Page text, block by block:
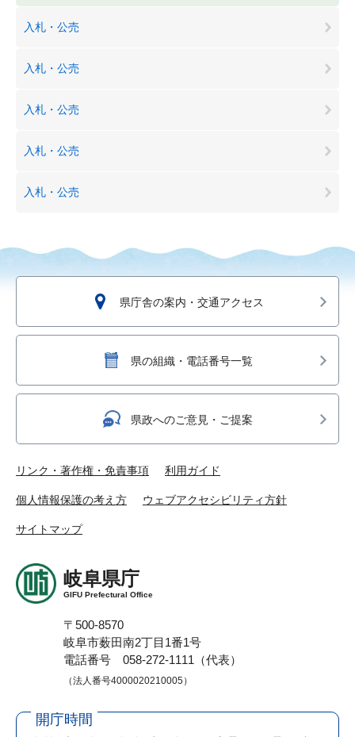
入札・公売
入札・公売
入札・公売
入札・公売
入札・公売
県庁舎の案内・交通アクセス
県の組織・電話番号一覧
県政へのご意見・ご提案
リンク・著作権・免責事項 利用ガイド
個人情報保護の考え方 ウェブアクセシビリティ方針
サイトマップ
岐阜県庁
GIFU Prefectural Office
〒500-8570
岐阜市薮田南2丁目1番1号
電話番号 058-272-1111（代表）
（法人番号4000020210005）
開庁時間